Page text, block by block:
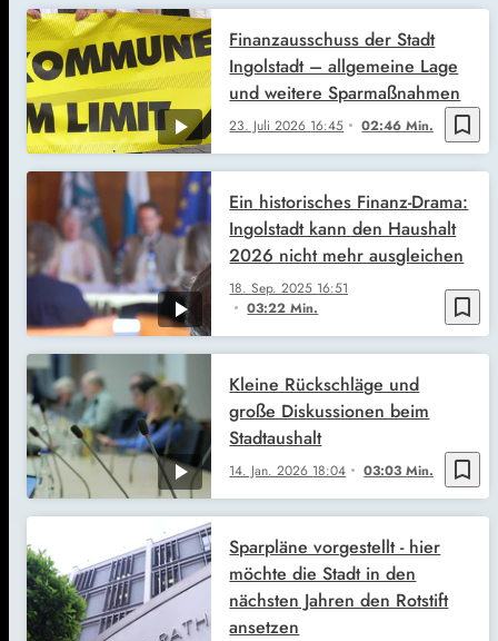
bookmark_border
23. Juli 2026 16:45 02:46 Min.
Finanzausschuss der Stadt
Ingolstadt – allgemeine Lage
und weitere Sparmaßnahmen
bookmark_border
18. Sep. 2025 16:51
03:22 Min.
Ein historisches Finanz-Drama:
Ingolstadt kann den Haushalt
2026 nicht mehr ausgleichen
bookmark_border
14. Jan. 2026 18:04 03:03 Min.
Kleine Rückschläge und
große Diskussionen beim
Stadtaushalt
Sparpläne vorgestellt - hier
möchte die Stadt in den
nächsten Jahren den Rotstift
ansetzen